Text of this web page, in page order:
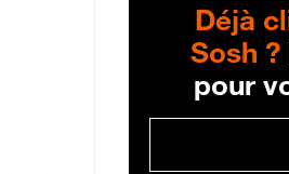
Déjà
Sosh ?
pour